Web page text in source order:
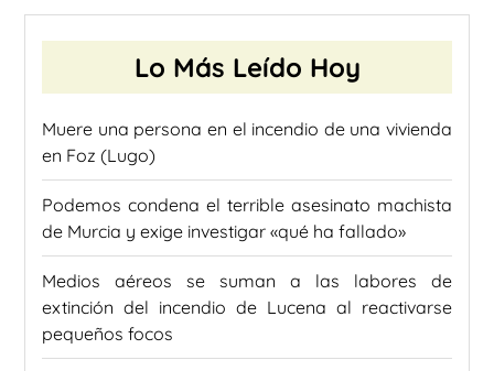
Lo Más Leído Hoy
Muere una persona en el incendio de una vivienda
en Foz (Lugo)
Podemos condena el terrible asesinato machista
de Murcia y exige investigar «qué ha fallado»
Medios aéreos se suman a las labores de
extinción del incendio de Lucena al reactivarse
pequeños focos